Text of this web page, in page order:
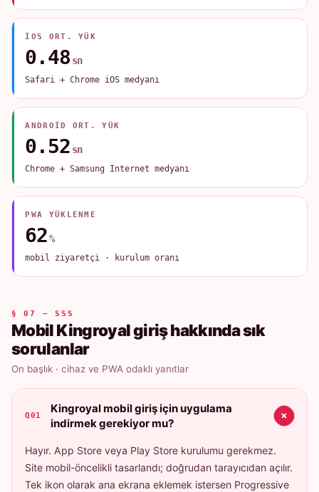
IOS ORT. YÜK
0.48 sn
Safari + Chrome iOS medyanı
ANDROID ORT. YÜK
0.52 sn
Chrome + Samsung Internet medyanı
PWA YÜKLENME
62%
mobil ziyaretçi · kurulum oranı
§ 07 — SSS
Mobil Kingroyal giriş hakkında sık
sorulanlar
On başlık · cihaz ve PWA odaklı yanıtlar
Q01
Kingroyal mobil giriş için uygulama
indirmek gerekiyor mu?
+
Hayır. App Store veya Play Store kurulumu gerekmez.
Site mobil-öncelikli tasarlandı; doğrudan tarayıcıdan açılır.
Tek ikon olarak ana ekrana eklemek istersen Progressive